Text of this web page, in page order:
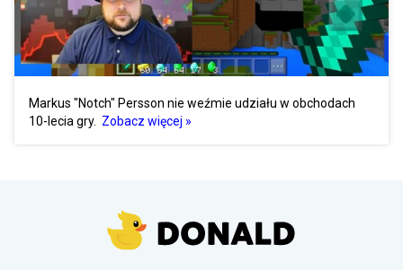
Markus "Notch" Persson nie weźmie udziału w obchodach
10-lecia gry. Zobacz więcej »